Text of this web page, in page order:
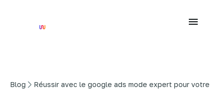
Blog
Réussir avec le google ads mode expert pour votre